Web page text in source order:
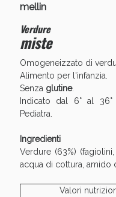
mellin
Verdure
miste
Omogeneizzato di
Alimento per l'infanzia.
Senza glutine.
Indicato dal 6° al
Pediatra.
Ingredienti
Verdure (63%)
acqua di cottura, amido
Valori
Anticellulite e